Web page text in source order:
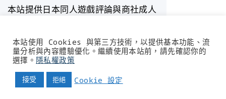
本站提供日本同人遊戲評論與商社成人
旨在推廣日本成人遊戲，並期許現階段
不容於各個遊戲討論平台的成人遊戲能
有更多可以正常交流討論的空間。
本站使用 Cookies 與第三方技術，以提供基本功能、流
量分析與內容體驗優化。繼續使用本站前，請先確認你的
選擇。 隱私權政策
接受 拒絕 Cookie 設定